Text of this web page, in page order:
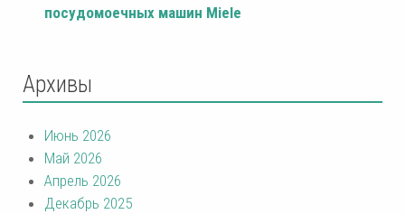
посудомоечных машин Miele
Архивы
Июнь 2026
Май 2026
Апрель 2026
Декабрь 2025